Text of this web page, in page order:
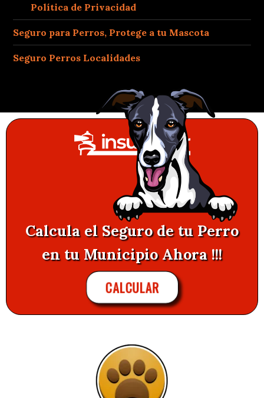
Política de Privacidad
Seguro para Perros, Protege a tu Mascota
Seguro Perros Localidades
Calcula el Seguro de tu Perro
en tu Municipio Ahora !!!
CALCULAR